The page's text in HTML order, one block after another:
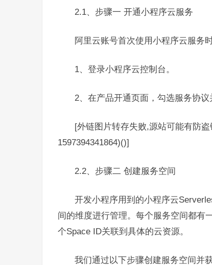
2.1、步骤一 开通小程序云服务
阿里云账号首次使用小程序云服务
1、登录小程序云控制台。
2、在产品开通页面，勾选服务协议
[外链图片转存失败,源站可能有防
1597394341864)()]
2.2、步骤二 创建服务空间
开发小程序用到的小程序云
间的维度进行管理。每个服务空间都有
个Space ID关联到具体的云资源。
我们通过以下步骤创建服务空间并